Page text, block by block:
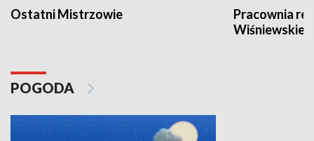
Ostatni Mistrzowie
Pracownia
POGODA